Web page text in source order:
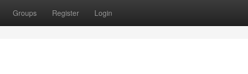
Groups Register Login